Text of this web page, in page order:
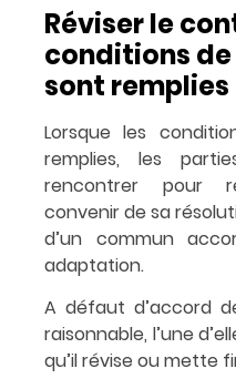
Réviser le
conditions
sont remplies
Lorsque les
remplies, les
rencontrer pour
convenir de sa
d’un commun
adaptation.
A défaut d’accord
raisonnable, l’une
qu’il révise ou mette